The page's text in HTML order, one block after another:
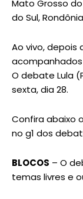
Mato Grosso
do Sul,
Ao vivo, depois
acompanhados
O debate Lula
sexta, dia 28.
Confira abaixo
no g1 dos
BLOCOS – O
temas livres e